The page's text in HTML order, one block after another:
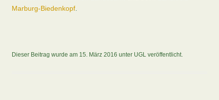
Marburg-Biedenkopf
Dieser Beitrag wurde am 15. März 2016 unter UGL veröffentlicht.